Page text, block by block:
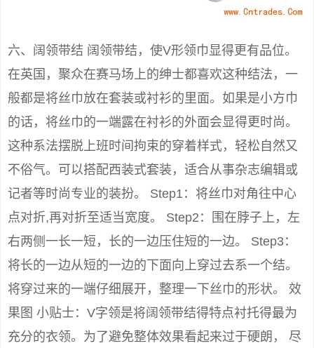
六、阔领带结 阔领带结，使V形领巾显得更有品位。
在英国，聚众在赛马场上的绅士都喜欢这种结法，一
般都是将丝巾放在套装或衬衫的里面。如果是小方巾
的话，将丝巾的一端露在衬衫的外面会显得更时尚。
这种系法摆脱上班时间拘束的穿着样式，轻松自然又
不俗气。可以搭配西装式套装，适合从事杂志编辑或
记者等时尚专业的装扮。 Step1：将丝巾对角往中心
点对折,再对折至适当宽度。 Step2：围在脖子上，左
右两侧一长一短，长的一边压住短的一边。 Step3：
将长的一边从短的一边的下面向上穿过去系一个结。
将穿过来的一端仔细展开，整理一下丝巾的形状。 效
果图 小贴士：V字领是将阔领带结得特点衬托得最为
充分的衣领。为了避免整体效果看起来过于硬朗， 尽